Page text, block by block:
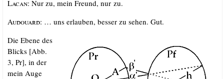
Lacan: Nur zu, mein Freund, nur zu.
Audouard: … uns erlau­ben, bes­ser zu sehen. Gut.
Die Ebe­ne des
Blicks [Abb.
3, Pr], in der
mein Auge